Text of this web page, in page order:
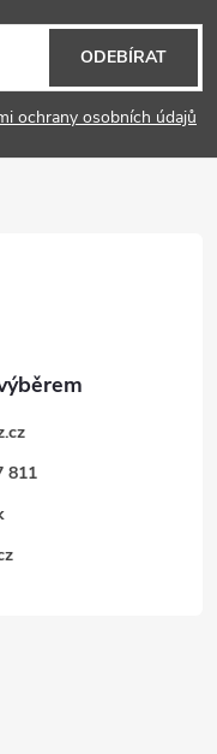
ochrany osobních údajů
ODEBÍRAT
811